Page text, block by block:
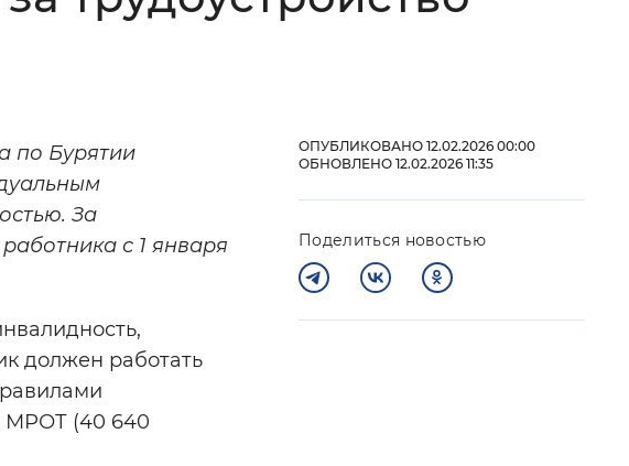
по Бурятии
За
с 1 января
должен работать
МРОТ (40 640
ОПУБЛИКОВАНО 12.02.2026 00:00
ОБНОВЛЕНО 12.02.2026 11:35
Поделиться новостью